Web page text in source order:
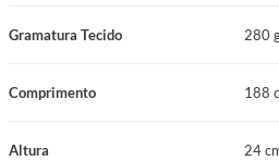
Gramatura Tecido 280
Comprimento 188
Altura 24